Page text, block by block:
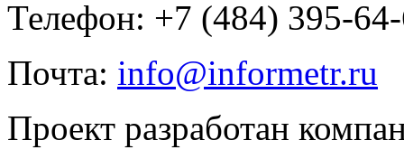
Телефон: +7 (484) 395-
Почта: info@informetr.ru
Проект разработан